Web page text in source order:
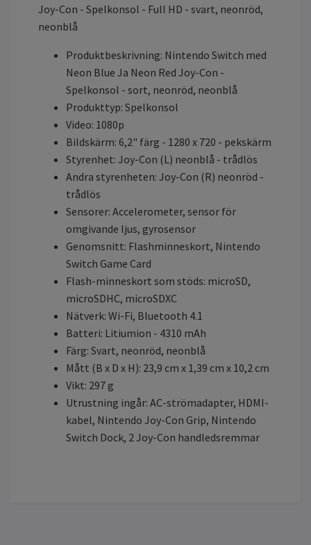
Joy-Con - Spelkonsol - Full HD - svart, neonröd,
neonblå
Produktbeskrivning: Nintendo Switch med
Neon Blue Ja Neon Red Joy-Con -
Spelkonsol - sort, neonröd, neonblå
Produkttyp: Spelkonsol
Video: 1080p
Bildskärm: 6,2" färg - 1280 x 720 - pekskärm
Styrenhet: Joy-Con (L) neonblå - trådlös
Andra styrenheten: Joy-Con (R) neonröd -
trådlös
Sensorer: Accelerometer, sensor för
omgivande ljus, gyrosensor
Genomsnitt: Flashminneskort, Nintendo
Switch Game Card
Flash-minneskort som stöds: microSD,
microSDHC, microSDXC
Nätverk: Wi-Fi, Bluetooth 4.1
Batteri: Litiumion - 4310 mAh
Färg: Svart, neonröd, neonblå
Mått (B x D x H): 23,9 cm x 1,39 cm x 10,2 cm
Vikt: 297 g
Utrustning ingår: AC-strömadapter, HDMI-
kabel, Nintendo Joy-Con Grip, Nintendo
Switch Dock, 2 Joy-Con handledsremmar